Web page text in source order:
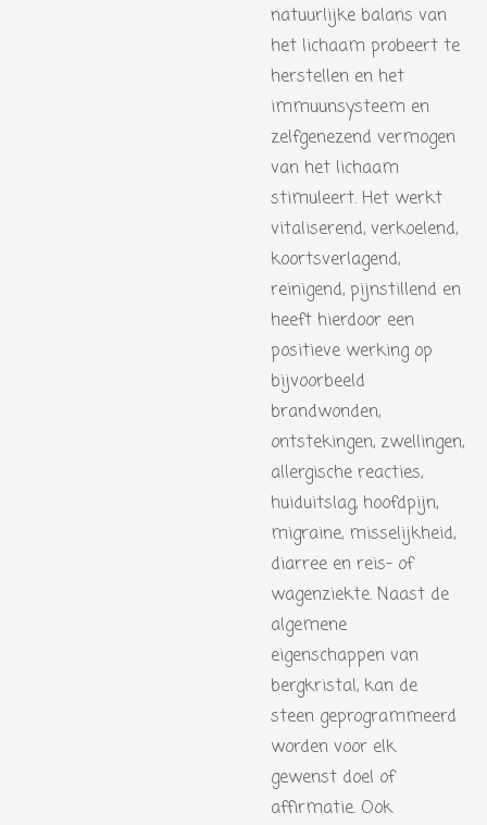
natuurlijke balans van
het lichaam probeert te
herstellen en het
immuunsysteem en
zelfgenezend vermogen
van het lichaam
stimuleert. Het werkt
vitaliserend, verkoelend,
koortsverlagend,
reinigend, pijnstillend en
heeft hierdoor een
positieve werking op
bijvoorbeeld
brandwonden,
ontstekingen, zwellingen,
allergische reacties,
huiduitslag, hoofdpijn,
migraine, misselijkheid,
diarree en reis- of
wagenziekte. Naast de
algemene
eigenschappen van
bergkristal, kan de
steen geprogrammeerd
worden voor elk
gewenst doel of
affirmatie. Ook